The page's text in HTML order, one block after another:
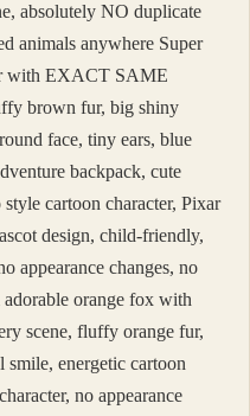
absolutely NO duplicate
animals anywhere Super
with EXACT SAME
brown fur, big shiny
face, tiny ears, blue
backpack, cute
cartoon character, Pixar
design, child-friendly,
appearance changes, no
orange fox with
scene, fluffy orange fur,
energetic cartoon
no appearance